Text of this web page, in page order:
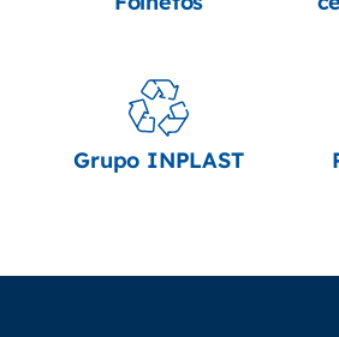
Grupo INPLAST